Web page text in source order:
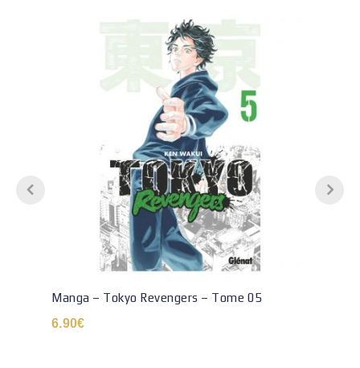
Manga – Tokyo Revengers – Tome 05
6.90€